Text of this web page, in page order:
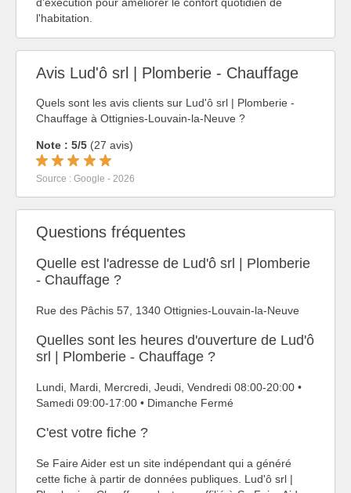
l'habitation.
Avis Lud'ô srl | Plomberie - Chauffage
Quels sont les avis clients sur Lud'ô srl | Plomberie -
Chauffage à Ottignies-Louvain-la-Neuve ?
Note : 5/5 (27 avis)
Source : Google - 2026
Questions fréquentes
Quelle est l'adresse de Lud'ô srl | Plomberie
- Chauffage ?
Rue des Pâchis 57, 1340 Ottignies-Louvain-la-Neuve
Quelles sont les heures d'ouverture de Lud'ô
srl | Plomberie - Chauffage ?
Lundi, Mardi, Mercredi, Jeudi, Vendredi 08:00-20:00 •
Samedi 09:00-17:00 • Dimanche Fermé
C'est votre fiche ?
Se Faire Aider est un site indépendant qui a généré
cette fiche à partir de données publiques. Lud'ô srl |